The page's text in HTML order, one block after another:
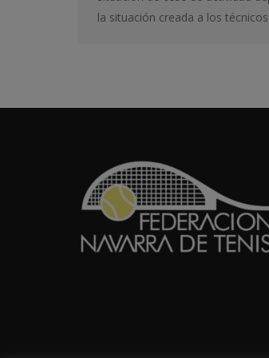
la situación creada a los